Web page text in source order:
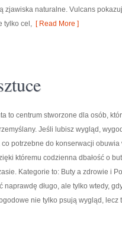
zjawiska naturalne. Vulcans
tylko cel, [ Read More ]
to centrum stworzone dla osób,
Jeśli lubisz wygląd,
co potrzebne do konserwacji obuwia
któremu codzienna dbałość o
Kategorie to: Buty a zdrowie i
naprawdę długo, ale tylko wtedy,
nie tylko psują wygląd, lecz